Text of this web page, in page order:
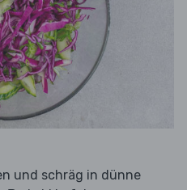
und schräg in dünne